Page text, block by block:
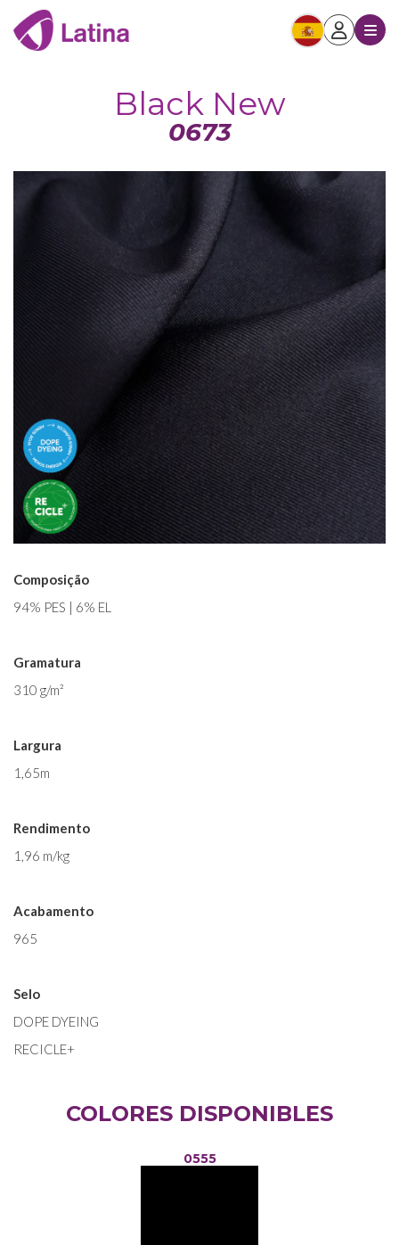
Black New
0673
Composição
94% PES | 6% EL
Gramatura
310 g/m²
Largura
1,65m
Rendimento
1,96 m/kg
Acabamento
965
Selo
DOPE DYEING
RECICLE+
COLORES DISPONIBLES
0555